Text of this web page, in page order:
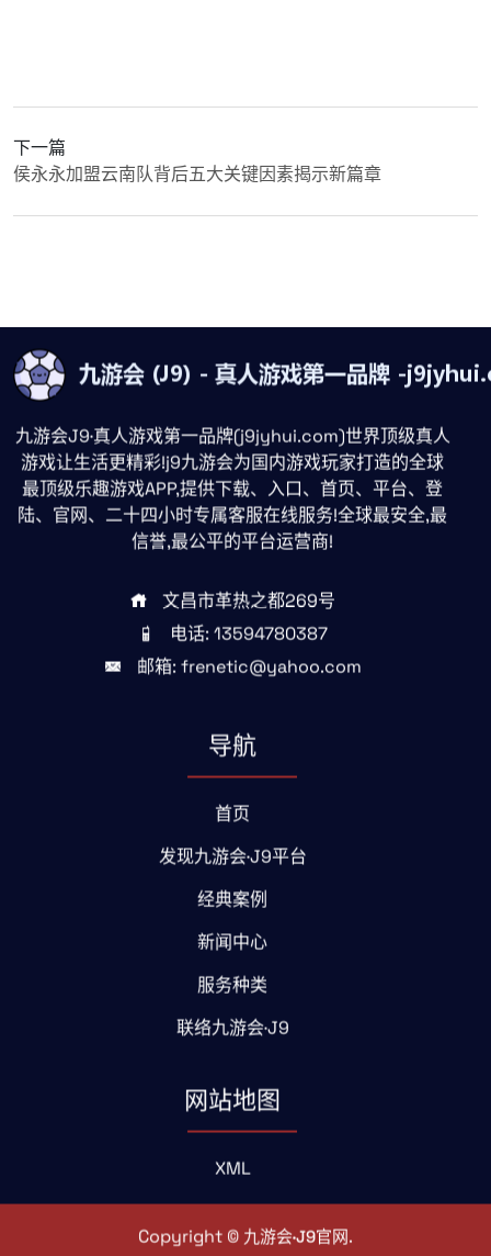
下一篇
侯永永加盟云南队背后五大关键因素揭示新篇章
九游会J9·真人游戏第一品牌(j9jyhui.com)世界顶级真人
游戏让生活更精彩!j9九游会为国内游戏玩家打造的全球
最顶级乐趣游戏APP,提供下载、入口、首页、平台、登
陆、官网、二十四小时专属客服在线服务!全球最安全,最
信誉,最公平的平台运营商!
文昌市革热之都269号
电话: 13594780387
邮箱: frenetic@yahoo.com
导航
首页
发现九游会·J9平台
经典案例
新闻中心
服务种类
联络九游会·J9
网站地图
XML
Copyright © 九游会·J9官网.